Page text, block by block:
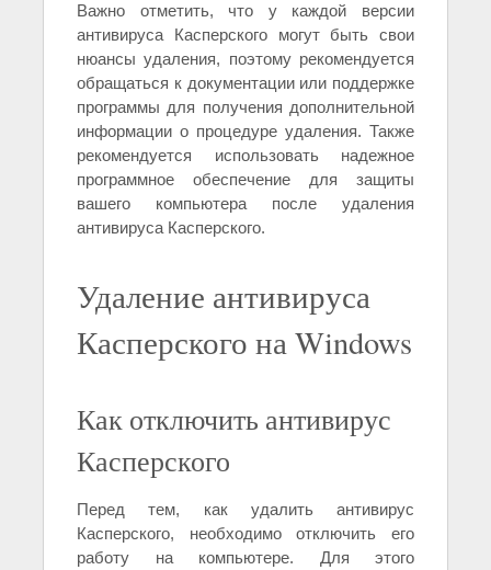
Важно отметить, что у каждой версии
антивируса Касперского могут быть свои
нюансы удаления, поэтому рекомендуется
обращаться к документации или поддержке
программы для получения дополнительной
информации о процедуре удаления. Также
рекомендуется использовать надежное
программное обеспечение для защиты
вашего компьютера после удаления
антивируса Касперского.
Удаление антивируса
Касперского на Windows
Как отключить антивирус
Касперского
Перед тем, как удалить антивирус
Касперского, необходимо отключить его
работу на компьютере. Для этого